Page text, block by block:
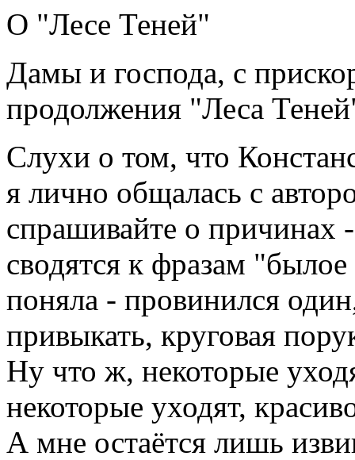
О "Лесе Теней"
Дамы и господа, с
продолжения "Леса
Слухи о том, что
я лично общалась с
спрашивайте о причинах
сводятся к фразам
поняла - провинился
привыкать, круговая
Ну что ж, некоторые
некоторые уходят,
А мне остаётся лишь